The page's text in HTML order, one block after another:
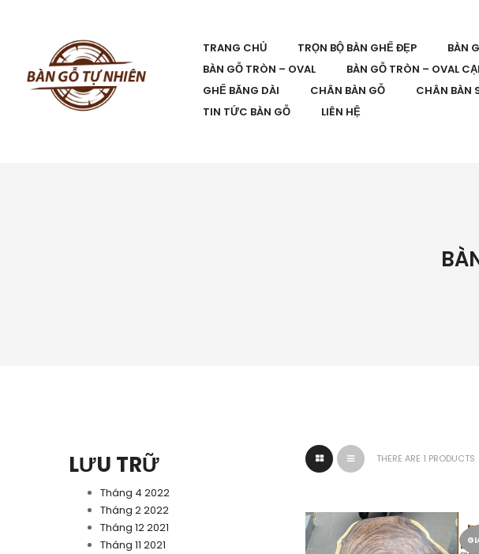
TRANG CHỦ TRỌN BỘ BÀN GHẾ ĐẸP BÀN
BÀN GỖ TRÒN – OVAL
BÀN GỖ TRÒN – OVAL
GHẾ BĂNG DÀI
CHÂN BÀN GỖ CHÂN BÀN
TIN TỨC BÀN GỖ
LIÊN HỆ
LƯU TRỮ
Tháng 4 2022
Tháng 2 2022
Tháng 12 2021
Tháng 11 2021
THERE ARE 1 PRODUCTS